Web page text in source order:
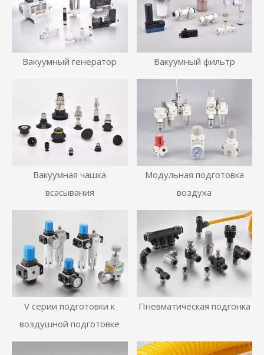
Вакуумный генератор Вакуумный фильтр
Вакуумная чашка
всасывания
Модульная подготовка
воздуха
V серии подготовки к
воздушной подготовке
Пневматическая подгонка